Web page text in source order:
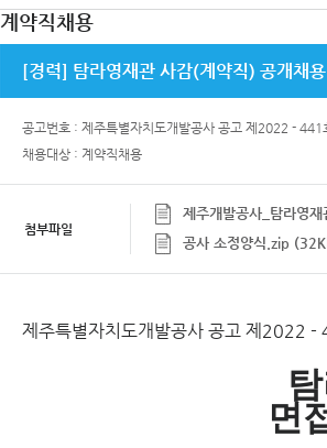
계약직채용
[경력] 탐라영재관 사감(계약직) 공개채
공고번호 : 제주특별자치도개발공사 공고 제2022 - 441
채용대상 : 계약직채용
첨부파일
제주개발공사_탐라영
공사 소정양식.zip
제주특별자치도개발공사 공고 제2022 -
면